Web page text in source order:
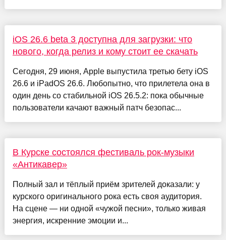
iOS 26.6 beta 3 доступна для загрузки: что
нового, когда релиз и кому стоит ее скачать
Сегодня, 29 июня, Apple выпустила третью бету iOS
26.6 и iPadOS 26.6. Любопытно, что прилетела она в
один день со стабильной iOS 26.5.2: пока обычные
пользователи качают важный патч безопас...
В Курске состоялся фестиваль рок-музыки
«Антикавер»
Полный зал и тёплый приём зрителей доказали: у
курского оригинального рока есть своя аудитория.
На сцене — ни одной «чужой песни», только живая
энергия, искренние эмоции и...